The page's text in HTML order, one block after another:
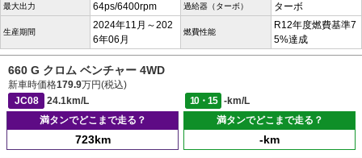
最大出力 64ps/6400rpm 過給器（ターボ） ターボ
生産期間
2024年11月～202
6年06月
燃費性能
R12年度燃費基準7
5%達成
660 G クロム ベンチャー 4WD
新車時価格179.9万円(税込)
JC08
24.1km/L 10・15
-km/L
満タンでどこまで走る？
723km
満タンでどこまで走る？
-km